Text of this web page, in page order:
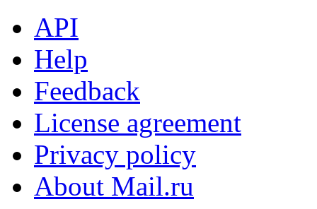
API
Help
Feedback
License agreement
Privacy policy
About Mail.ru